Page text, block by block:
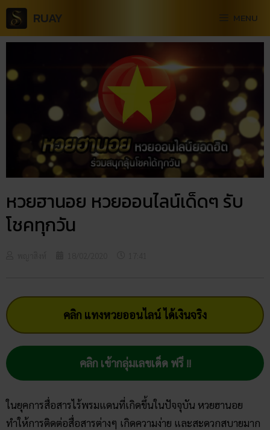
RUAY MENU
หวยฮานอย หวยออนไลน์เด็ดๆ รับ
โชคทุกวัน
คลิก แทงหวยออนไลน์ ได้เงินจริง
คลิก เข้ากลุ่มเลขเด็ด ฟรี !!
ในยุคการสื่อสารไร้พรมแดนที่เกิดขึ้นในปัจจุบัน หวยฮานอย
ทำให้การติดต่อสื่อสารต่างๆ เกิดความง่าย และสะดวกสบายมาก